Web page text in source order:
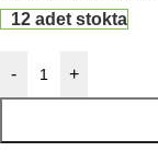
12 adet stokta
- +